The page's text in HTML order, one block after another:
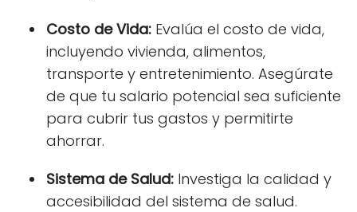
Costo de Vida: Evalúa el costo de vida,
incluyendo vivienda, alimentos,
transporte y entretenimiento. Asegúrate
de que tu salario potencial sea suficiente
para cubrir tus gastos y permitirte
ahorrar.
Sistema de Salud: Investiga la calidad y
accesibilidad del sistema de salud.